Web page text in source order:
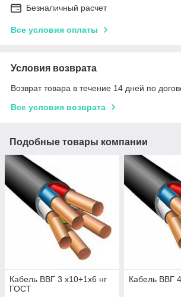
Безналичный расчет
Все условия оплаты
Условия возврата
Возврат товара в течение 14 дней по
Все условия возврата
Подобные товары компании
Кабель ВВГ 3 х10+1х6 нг
ГОСТ
Кабель ВВГ